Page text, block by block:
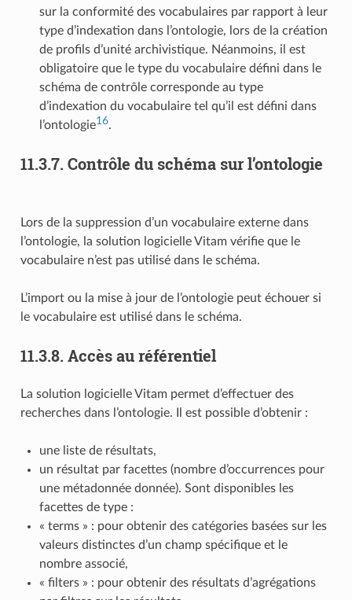
sur la conformité des vocabulaires par rapport à leur
type d’indexation dans l’ontologie, lors de la création
de profils d’unité archivistique. Néanmoins, il est
obligatoire que le type du vocabulaire défini dans le
schéma de contrôle corresponde au type
d’indexation du vocabulaire tel qu’il est défini dans
l’ontologie16.
11.3.7. Contrôle du schéma sur l’ontologie
Lors de la suppression d’un vocabulaire externe dans
l’ontologie, la solution logicielle Vitam vérifie que le
vocabulaire n’est pas utilisé dans le schéma.
L’import ou la mise à jour de l’ontologie peut échouer si
le vocabulaire est utilisé dans le schéma.
11.3.8. Accès au référentiel
La solution logicielle Vitam permet d’effectuer des
recherches dans l’ontologie. Il est possible d’obtenir :
une liste de résultats,
un résultat par facettes (nombre d’occurrences pour
une métadonnée donnée). Sont disponibles les
facettes de type :
« terms » : pour obtenir des catégories basées sur les
valeurs distinctes d’un champ spécifique et le
nombre associé,
« filters » : pour obtenir des résultats d’agrégations